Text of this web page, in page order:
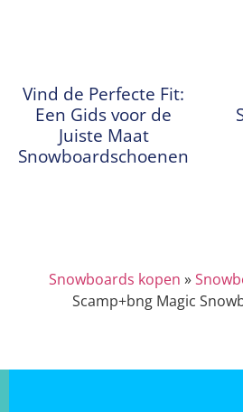
Vind de Perfecte Fit:
Een Gids voor de
Juiste Maat
Snowboardschoenen
Snowboards kopen »
Scamp+bng Magic